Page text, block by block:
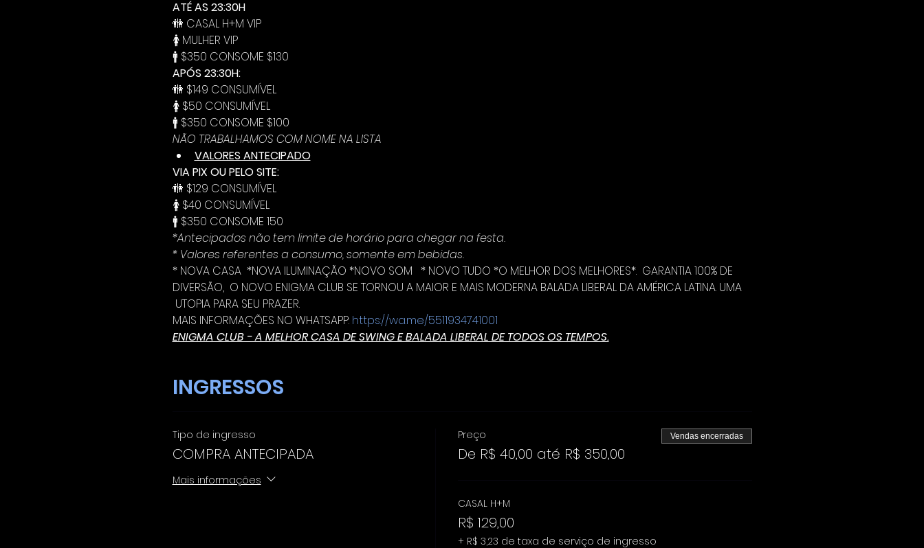
ATÉ AS 23:30H
🚻 CASAL H+M VIP
🚺 MULHER VIP
🚹 $350 CONSOME $130
APÓS 23:30H:
🚻 $149 CONSUMÍVEL
🚺 $50 CONSUMÍVEL
🚹 $350 CONSOME $100
NÃO TRABALHAMOS COM NOME NA LISTA
VALORES ANTECIPADO
VIA PIX OU PELO SITE:
🚻 $129 CONSUMÍVEL
🚺 $40 CONSUMÍVEL
🚹 $350 CONSOME 150
*Antecipados não tem limite de horário para chegar na festa.
* Valores referentes a consumo, somente em bebidas.
* NOVA CASA  *NOVA ILUMINAÇÃO *NOVO SOM   * NOVO TUDO *O MELHOR DOS MELHORES*.  GARANTIA 100% DE
DIVERSÃO,  O NOVO ENIGMA CLUB SE TORNOU A MAIOR E MAIS MODERNA BALADA LIBERAL DA AMÉRICA LATINA. UMA
UTOPIA PARA SEU PRAZER.
MAIS INFORMAÇÕES NO WHATSAPP: https://wa.me/5511934741001
ENIGMA CLUB - A MELHOR CASA DE SWING E BALADA LIBERAL DE TODOS OS TEMPOS.
INGRESSOS
Tipo de ingresso
COMPRA ANTECIPADA
Mais informações
Preço
De R$ 40,00 até R$ 350,00
Vendas encerradas
CASAL H+M
R$ 129,00
+ R$ 3,23 de taxa de serviço de ingresso